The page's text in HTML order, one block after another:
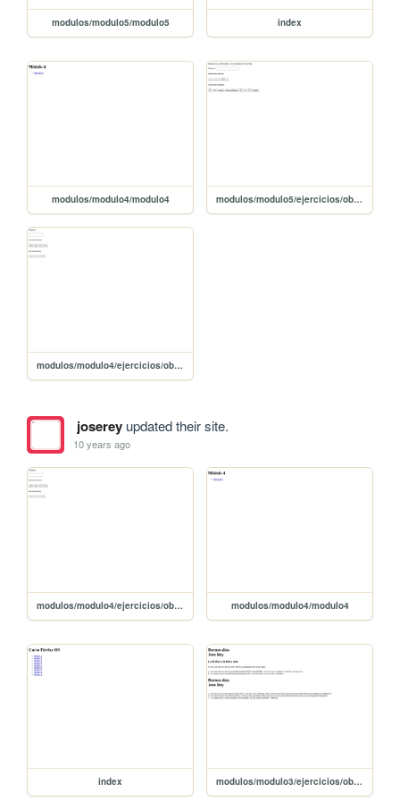
modulos/modulo5/modulo5 index
modulos/modulo4/modulo4 modulos/modulo5/ejercicios/obligatoria/obligatoria
modulos/modulo4/ejercicios/obligatoria/obligatoria
josereyupdated their site.
10 years ago
modulos/modulo4/ejercicios/obligatoria/obligatoria modulos/modulo4/modulo4
index modulos/modulo3/ejercicios/obligatoria/obligatoria